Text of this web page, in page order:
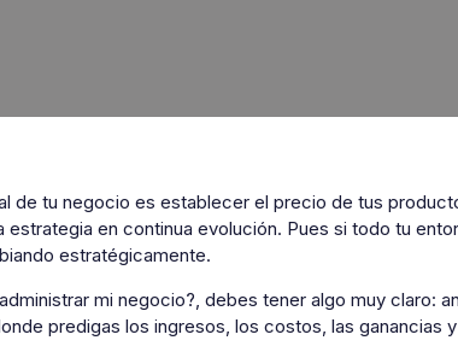
de tu negocio es establecer el precio de tus
estrategia en continua evolución. Pues si todo tu
estratégicamente.
mi negocio?, debes tener algo muy claro:
predigas los ingresos, los costos, las ganancias